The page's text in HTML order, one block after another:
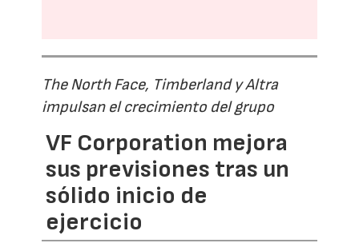
The North Face, Timberland y Altra
impulsan el crecimiento del grupo
VF Corporation mejora
sus previsiones tras un
sólido inicio de
ejercicio